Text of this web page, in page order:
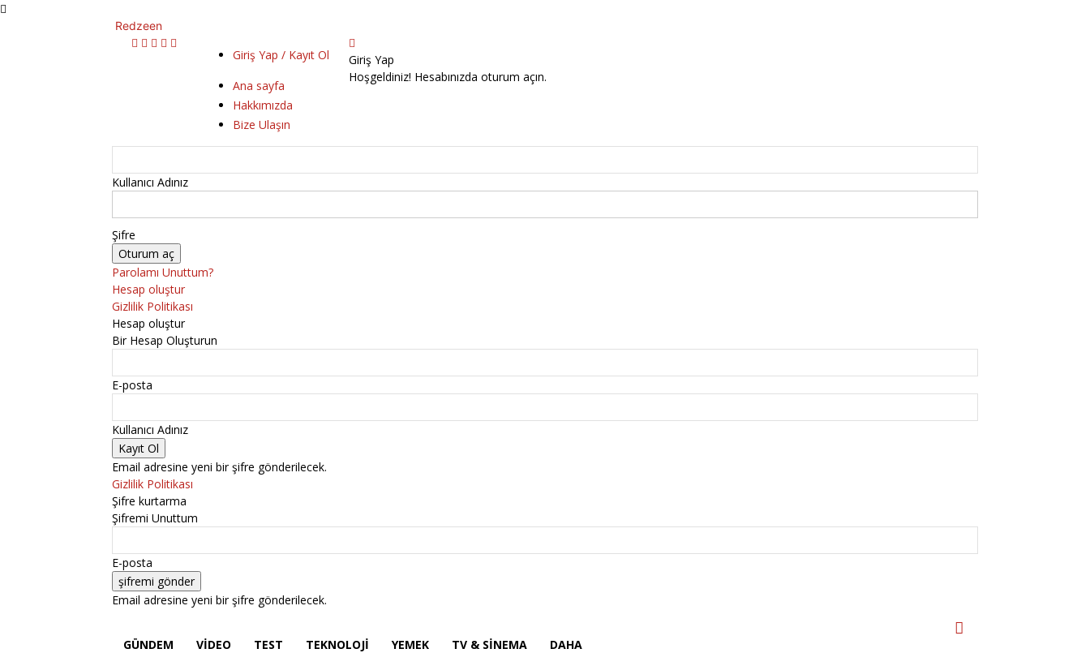
Redzeen
Giriş Yap / Kayıt Ol
Ana sayfa
Hakkımızda
Bize Ulaşın
Giriş Yap
Hoşgeldiniz! Hesabınızda oturum açın.
Kullanıcı Adınız
Şifre
Parolamı Unuttum?
Hesap oluştur
Gizlilik Politikası
Hesap oluştur
Bir Hesap Oluşturun
E-posta
Kullanıcı Adınız
Email adresine yeni bir şifre gönderilecek.
Gizlilik Politikası
Şifre kurtarma
Şifremi Unuttum
E-posta
Email adresine yeni bir şifre gönderilecek.
GÜNDEM VIDEO TEST TEKNOLOJI YEMEK TV & SINEMA DAHA